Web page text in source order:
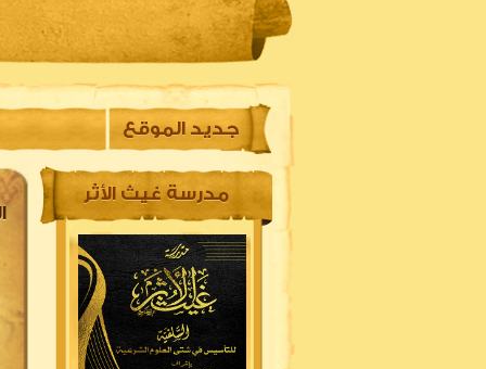
الصفحه الرئيسية
جديد الموقع
مدرسة غيث الأثر